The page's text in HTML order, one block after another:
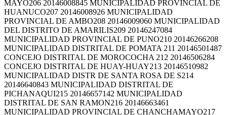
MAYO206 20146008845 MUNICIPALIDAD PROVINCIAL DE
HUANUCO207 20146008926 MUNICIPALIDAD
PROVINCIAL DE AMBO208 20146009060 MUNICIPALIDAD
DEL DISTRITO DE AMARILIS209 20146247084
MUNICIPALIDAD PROVINCIAL DE PUNO210 20146266208
MUNICIPALIDAD DISTRITAL DE POMATA 211 20146501487
CONCEJO DISTRITAL DE MOROCOCHA 212 20146506284
CONCEJO DISTRITAL DE HUAY-HUAY213 20146510982
MUNICIPALIDAD DISTR DE SANTA ROSA DE S214
20146640843 MUNICIPALIDAD DISTRITAL DE
PICHANAQUI215 20146657142 MUNICIPALIDAD
DISTRITAL DE SAN RAMON216 20146663461
MUNICIPALIDAD PROVINCIAL DE CHANCHAMAYO217